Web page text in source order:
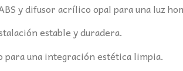
y difusor acrílico opal para una luz
estable y duradera.
para una integración estética limpia.